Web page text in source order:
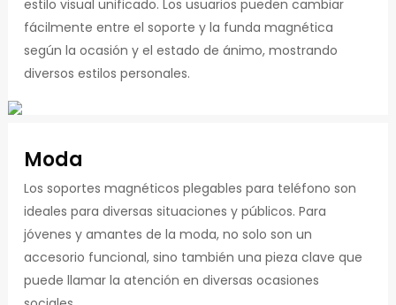
estilo visual unificado. Los usuarios pueden cambiar
fácilmente entre el soporte y la funda magnética
según la ocasión y el estado de ánimo, mostrando
diversos estilos personales.
Moda
Los soportes magnéticos plegables para teléfono son
ideales para diversas situaciones y públicos. Para
jóvenes y amantes de la moda, no solo son un
accesorio funcional, sino también una pieza clave que
puede llamar la atención en diversas ocasiones